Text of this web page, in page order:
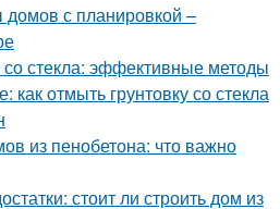
с планировкой –
со стекла: эффективные методы
как отмыть грунтовку со стекла
из пенобетона: что важно
стоит ли строить дом из